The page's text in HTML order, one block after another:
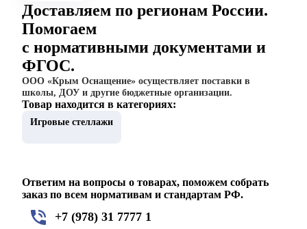
Доставляем по регионам России.
Помогаем
с нормативными документами и
ФГОС.
ООО «Крым Оснащение» осуществляет поставки в
школы, ДОУ и другие бюджетные организации.
Товар находится в категориях:
Игровые стеллажи
Ответим на вопросы о товарах, поможем собрать
заказ по всем нормативам и стандартам РФ.
+7 (978) 31 7777 1